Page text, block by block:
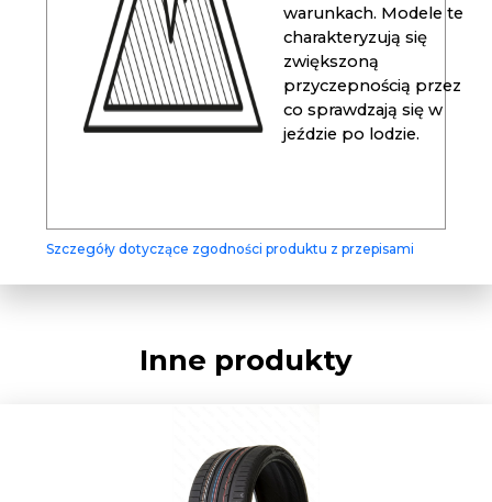
warunkach. Modele te
charakteryzują się
zwiększoną
przyczepnością przez
co sprawdzają się w
jeździe po lodzie.
Szczegóły dotyczące zgodności produktu z przepisami
Inne produkty